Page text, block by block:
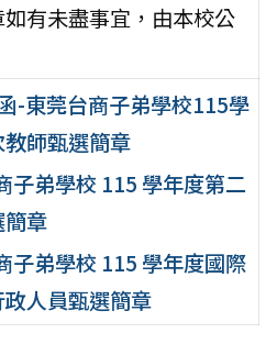
有未盡事宜，由本校公
-東莞台商子弟學校115學
師甄選簡章
子弟學校 115 學年度第二
章
子弟學校 115 學年度國際
人員甄選簡章